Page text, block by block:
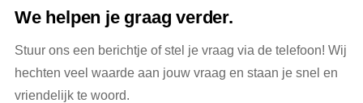
We helpen je graag verder.
Stuur ons een berichtje of stel je vraag via de telefoon! Wij
hechten veel waarde aan jouw vraag en staan je snel en
vriendelijk te woord.